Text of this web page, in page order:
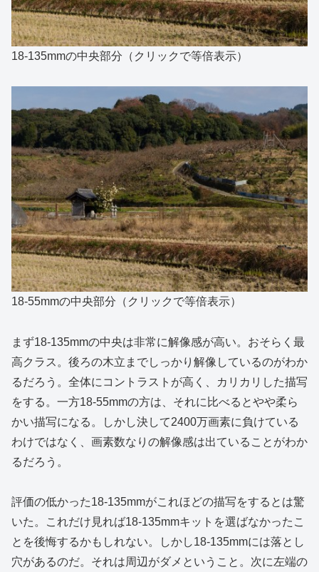
18-135mmの中央部分（クリックで等倍表示）
18-55mmの中央部分（クリックで等倍表示）
まず18-135mmの中央は非常に解像感が高い。おそらく最
高クラス。後ろの木立までしっかり解像しているのがわか
るだろう。全体にコントラストが高く、カリカリした描写
をする。一方18-55mmの方は、それに比べるとやや柔ら
かい描写になる。しかし決して2400万画素に負けている
わけではなく、画素数なりの解像感は出ていることがわか
るだろう。
評価の低かった18-135mmがこれほどの描写をするとは驚
いた。これだけ見れば18-135mmキットを選ばなかったこ
とを後悔するかもしれない。しかし18-135mmには落とし
穴があるのだ。それは周辺がダメということ。次に左端の